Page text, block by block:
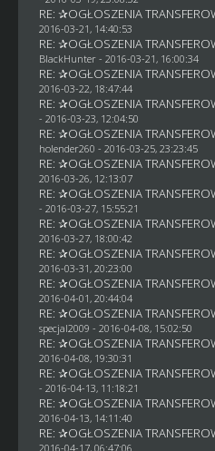
RE: ✰OGŁOSZENIA
2016-03-21, 14:40:53
RE: ✰OGŁOSZENIA
BlackHunter- 2016-03-21, 16:00:34
RE: ✰OGŁOSZENIA
2016-03-22, 18:47:44
RE: ✰OGŁOSZENIA
- 2016-03-23, 12:04:50
RE: ✰OGŁOSZENIA
holender260 - 2016-03-25, 23:23:45
RE: ✰OGŁOSZENIA
2016-03-26, 12:13:07
RE: ✰OGŁOSZENIA
- 2016-03-27, 15:55:21
RE: ✰OGŁOSZENIA
2016-03-27, 18:00:42
RE: ✰OGŁOSZENIA
2016-03-31, 20:23:00
RE: ✰OGŁOSZENIA
2016-04-01, 20:44:04
RE: ✰OGŁOSZENIA
specjal2009 - 2016-04-08, 15:02:50
RE: ✰OGŁOSZENIA
2016-04-08, 19:30:31
RE: ✰OGŁOSZENIA
- 2016-04-13, 11:18:21
RE: ✰OGŁOSZENIA
2016-04-13, 14:11:40
RE: ✰OGŁOSZENIA
2016-04-17, 06:47:06